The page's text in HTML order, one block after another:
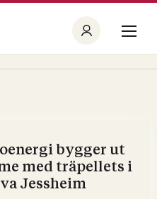
bygger ut
med träpellets i
Jessheim